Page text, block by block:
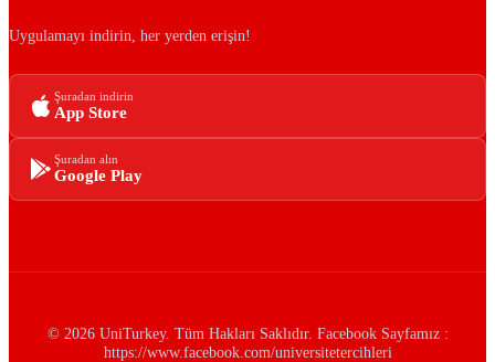
Uygulamayı indirin, her yerden erişin!
Şuradan indirin
App Store
Şuradan alın
Google Play
© 2026 UniTurkey. Tüm Hakları Saklıdır. Facebook Sayfamız :
https://www.facebook.com/universitetercihleri